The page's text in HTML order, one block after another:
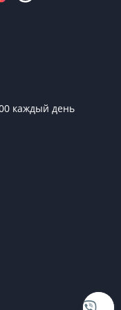
500 грн.
дверей ТМ
во все дни
02 Dark - от 1800
готовые
каждый день